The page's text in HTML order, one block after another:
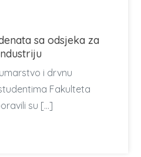
sa odsjeka za
i drvnu
Fakulteta
su […]